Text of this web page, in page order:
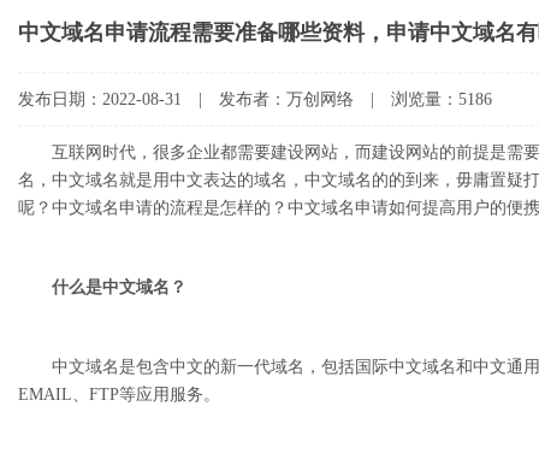
中文域名申请流程需要准备哪些资料，申请中文域名
发布日期：2022-08-31 | 发布者：万创网络 | 浏览量：5186
互联网时代，很多企业都需要建设网站，而建设网站的前提是需
名，中文域名就是用中文表达的域名，中文域名的的到来，毋庸置疑
呢？中文域名申请的流程是怎样的？中文域名申请如何提高用户的便
什么是中文域名？
中文域名是包含中文的新一代域名，包括国际中文域名和中文通
EMAIL、FTP等应用服务。